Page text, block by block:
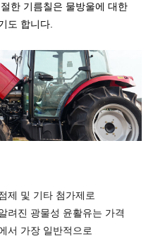
한 기름칠은 물방울에 대한
도 합니다.
제 및 기타 첨가제로
려진 광물성 윤활유는 가격
서 가장 일반적으로